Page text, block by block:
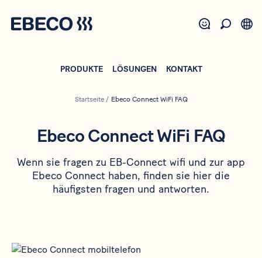
zum
PRODUKTE LÖSUNGEN KONTAKT
Startseite/ Ebeco Connect WiFi FAQ
Ebeco Connect WiFi FAQ
Wenn sie fragen zu EB-Connect wifi und zur app
Ebeco Connect haben, finden sie hier die
häufigsten fragen und antworten.